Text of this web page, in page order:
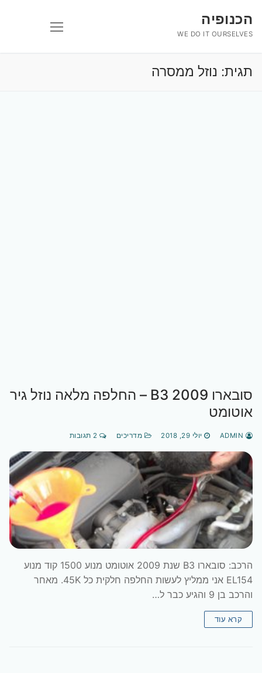
לתוכןהכנופיה
WE DO IT OURSELVES
תגית: נוזל ממסרה
סובארו B3 2009 – החלפה מלאה נוזל גיר
אוטומט
יולי 29, 2018 מדריכים
הרכב: סובארו B3 שנת 2009 אוטומט מנוע 1500 קוד מנוע
EL154 אני ממליץ לעשות החלפה חלקית כל 45K. מאחר
והרכב בן 9 והגיע כבר ל…
קרא עוד